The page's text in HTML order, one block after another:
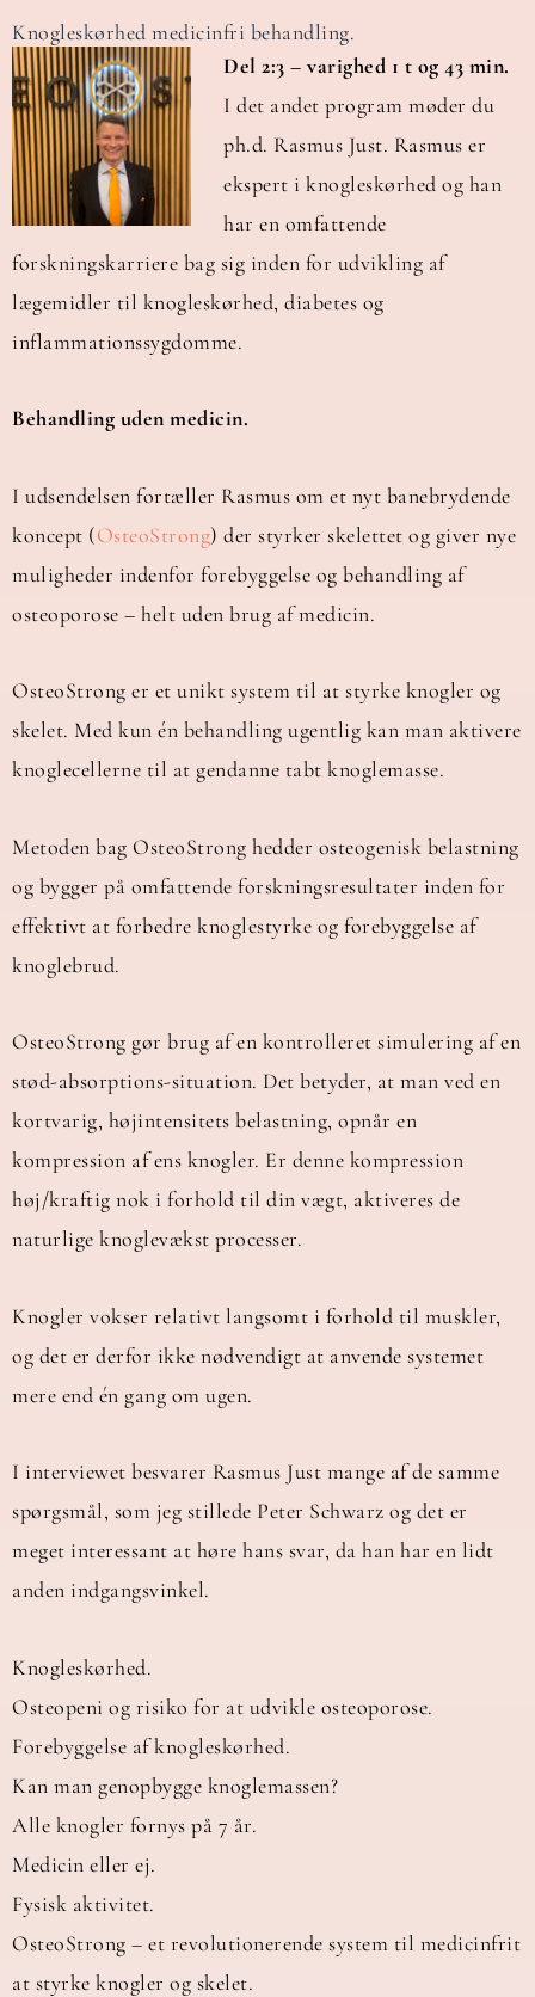
Knogleskørhed medicinfri behandling.
Del 2:3 – varighed 1 t og 43 min.
I det andet program møder du
ph.d. Rasmus Just. Rasmus er
ekspert i knogleskørhed og han
har en omfattende
forskningskarriere bag sig inden for udvikling af
lægemidler til knogleskørhed, diabetes og
inflammationssygdomme.
Behandling uden medicin.
I udsendelsen fortæller Rasmus om et nyt banebrydende
koncept (OsteoStrong) der styrker skelettet og giver nye
muligheder indenfor forebyggelse og behandling af
osteoporose – helt uden brug af medicin.
OsteoStrong er et unikt system til at styrke knogler og
skelet. Med kun én behandling ugentlig kan man aktivere
knoglecellerne til at gendanne tabt knoglemasse.
Metoden bag OsteoStrong hedder osteogenisk belastning
og bygger på omfattende forskningsresultater inden for
effektivt at forbedre knoglestyrke og forebyggelse af
knoglebrud.
OsteoStrong gør brug af en kontrolleret simulering af en
stød-absorptions-situation. Det betyder, at man ved en
kortvarig, højintensitets belastning, opnår en
kompression af ens knogler. Er denne kompression
høj/kraftig nok i forhold til din vægt, aktiveres de
naturlige knoglevækst processer.
Knogler vokser relativt langsomt i forhold til muskler,
og det er derfor ikke nødvendigt at anvende systemet
mere end én gang om ugen.
I interviewet besvarer Rasmus Just mange af de samme
spørgsmål, som jeg stillede Peter Schwarz og det er
meget interessant at høre hans svar, da han har en lidt
anden indgangsvinkel.
Knogleskørhed.
Osteopeni og risiko for at udvikle osteoporose.
Forebyggelse af knogleskørhed.
Kan man genopbygge knoglemassen?
Alle knogler fornys på 7 år.
Medicin eller ej.
Fysisk aktivitet.
OsteoStrong – et revolutionerende system til medicinfrit
at styrke knogler og skelet.